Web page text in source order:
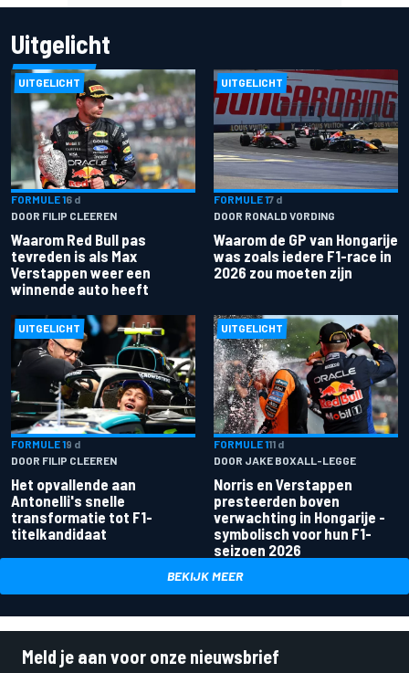
Uitgelicht
UITGELICHT
FORMULE 16 d
DOOR FILIP CLEEREN
Waarom Red Bull pas
tevreden is als Max
Verstappen weer een
winnende auto heeft
UITGELICHT
FORMULE 17 d
DOOR RONALD VORDING
Waarom de GP van Hongarije
was zoals iedere F1-race in
2026 zou moeten zijn
UITGELICHT
FORMULE 19 d
DOOR FILIP CLEEREN
Het opvallende aan
Antonelli's snelle
transformatie tot F1-
titelkandidaat
UITGELICHT
FORMULE 111 d
DOOR JAKE BOXALL-LEGGE
Norris en Verstappen
presteerden boven
verwachting in Hongarije -
symbolisch voor hun F1-
seizoen 2026
BEKIJK MEER
Meld je aan voor onze nieuwsbrief